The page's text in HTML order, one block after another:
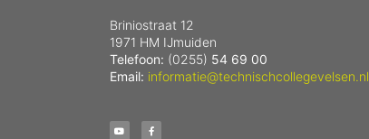
Briniostraat 12
1971 HM IJmuiden
Telefoon: (0255) 54 69 00
Email: informatie@technischcollegevelsen.nl